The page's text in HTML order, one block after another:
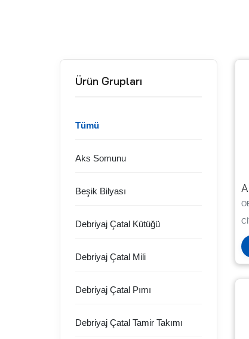
Ürün Grupları
Tümü
Aks Somunu
Beşik Bilyası
Debriyaj Çatal Kütüğü
Debriyaj Çatal Mili
Debriyaj Çatal Pımı
Debriyaj Çatal Tamir Takımı